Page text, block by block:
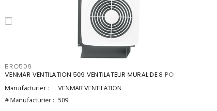
BRO509
VENMAR VENTILATION 509 VENTILATEUR MURAL DE 8 PO
Manufacturier :
VENMAR VENTILATION
# Manufacturier : 509